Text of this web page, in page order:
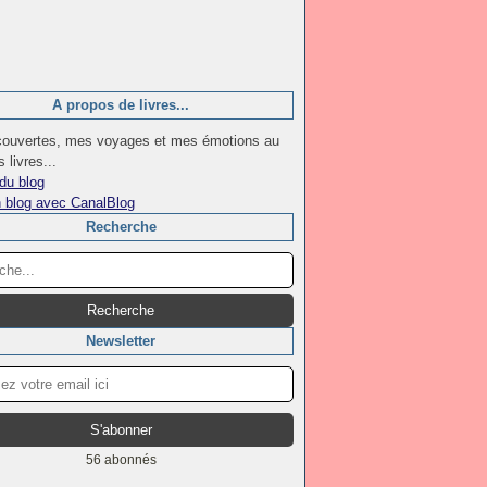
A propos de livres...
mes voyages et mes émotions au
livres...
blog
blog avec CanalBlog
Recherche
Newsletter
56 abonnés